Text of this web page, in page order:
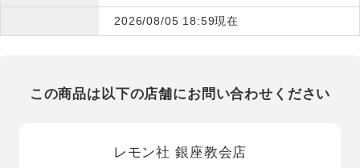
2026/08/05 18:59現在
この商品は以下の店舗にお問い合わせください
レモン社 銀座教会店